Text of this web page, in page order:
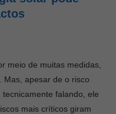
meio de muitas medidas,
Mas, apesar de o risco
falando, ele
mais críticos giram